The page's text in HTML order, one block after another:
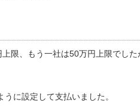
限、もう一社は50万円上限でし
に設定して支払いました。